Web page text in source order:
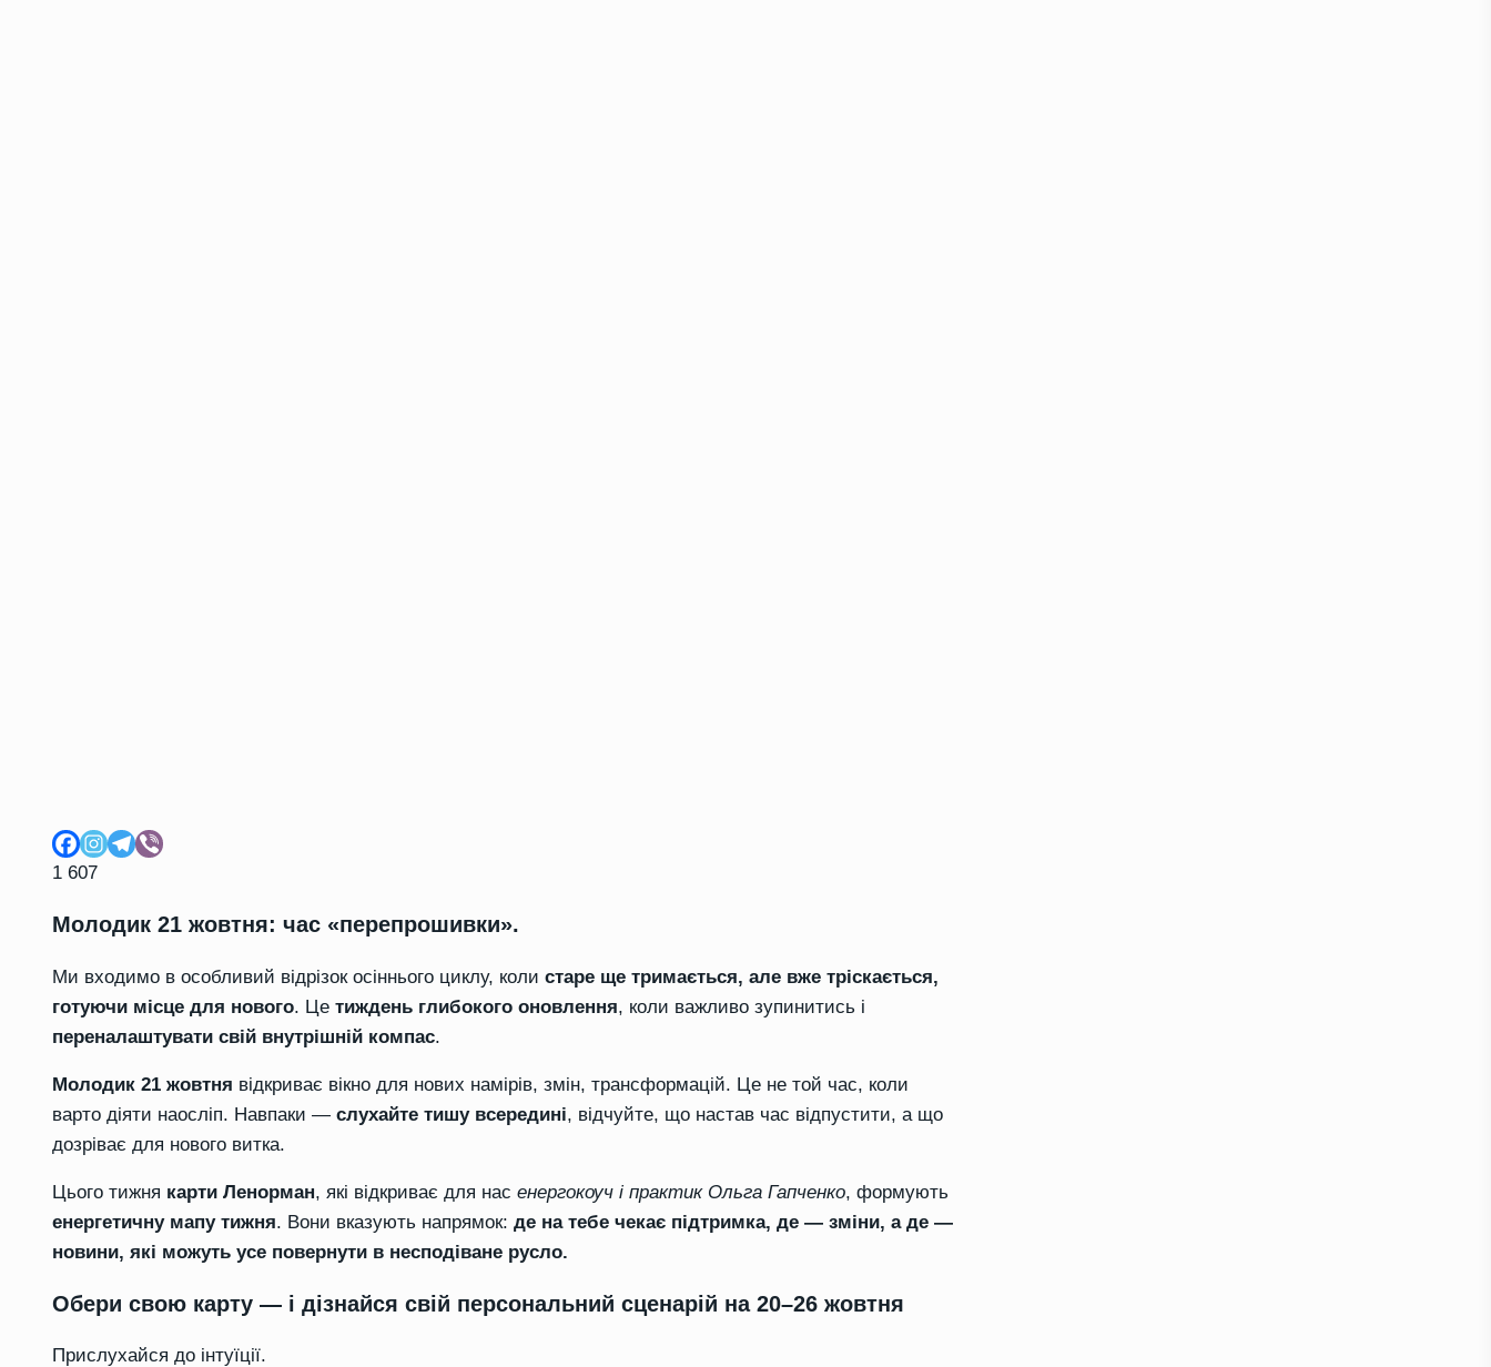
1 607
Молодик 21 жовтня: час «перепрошивки».
Ми входимо в особливий відрізок осіннього циклу, коли старе ще тримається, але вже тріскається,
готуючи місце для нового. Це тиждень глибокого оновлення, коли важливо зупинитись і
переналаштувати свій внутрішній компас.
Молодик 21 жовтня відкриває вікно для нових намірів, змін, трансформацій. Це не той час, коли
варто діяти наосліп. Навпаки — слухайте тишу всередині, відчуйте, що настав час відпустити, а що
дозріває для нового витка.
Цього тижня карти Ленорман, які відкриває для нас енергокоуч і практик Ольга Гапченко, формують
енергетичну мапу тижня. Вони вказують напрямок: де на тебе чекає підтримка, де — зміни, а де —
новини, які можуть усе повернути в несподіване русло.
Обери свою карту — і дізнайся свій персональний сценарій на 20–26 жовтня
Прислухайся до інтуїції.